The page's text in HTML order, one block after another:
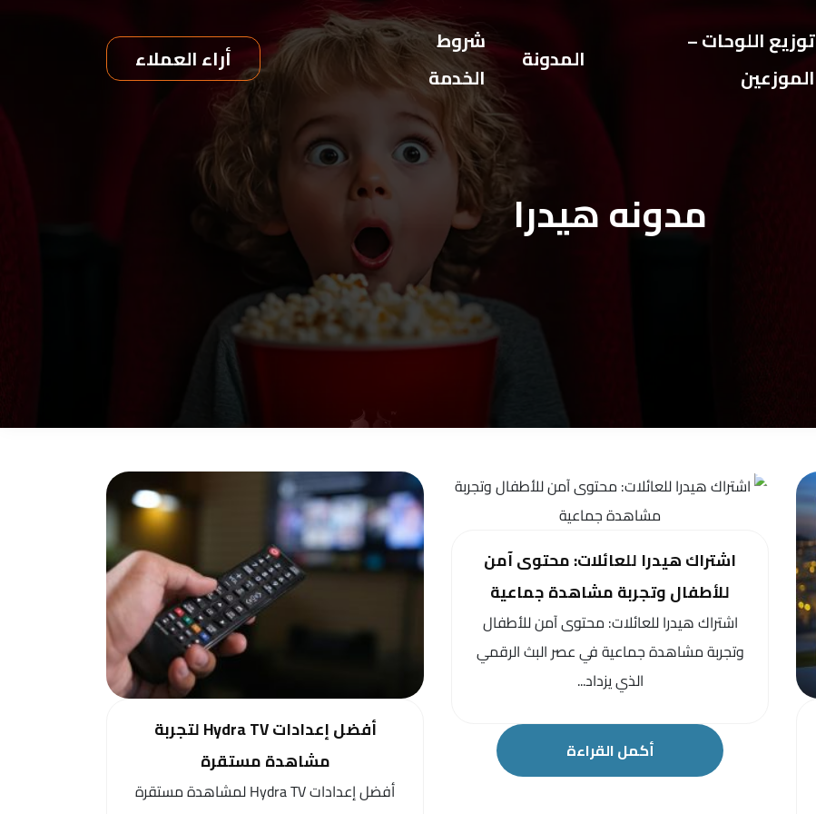
توزيع اللوحات –
الموزعين
المدونة
شروط
الخدمة
أراء العملاء
مدونه هيدرا
اشتراك هيدرا للعائلات: محتوى آمن
للأطفال وتجربة مشاهدة جماعية
اشتراك هيدرا للعائلات: محتوى آمن للأطفال
وتجربة مشاهدة جماعية في عصر البث الرقمي
الذي يزداد...
أكمل القراءة
أفضل إعدادات Hydra TV لتجربة
مشاهدة مستقرة
أفضل إعدادات Hydra TV لمشاهدة مستقرة